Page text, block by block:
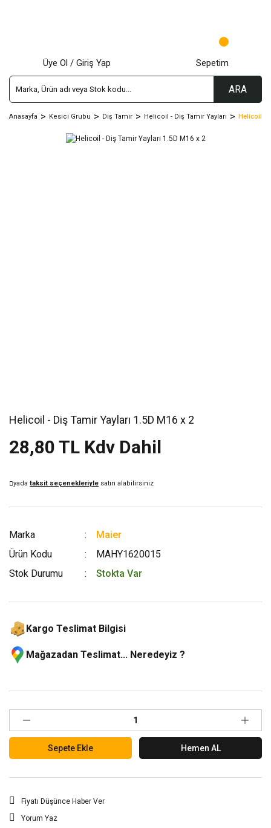
ARA
Üye Ol / Giriş Yap Sepetim
Anasayfa Kesici Grubu Diş Tamir Helicoil - Diş Tamir Yayları Helicoil -
Helicoil - Diş Tamir Yayları 1.5D M16 x 2
28,80 TL Kdv Dahil
yada taksit seçenekleriyle satın alabilirsiniz
Marka
Maier
Ürün Kodu
MAHY1620015
Stok Durumu
Stokta Var
Kargo Teslimat Bilgisi
Mağazadan Teslimat... Neredeyiz ?
Sepete Ekle Hemen AL
Fiyatı Düşünce Haber Ver
Yorum Yaz